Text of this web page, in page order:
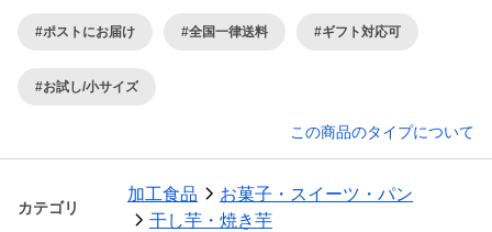
#ポストにお届け #全国一律送料 #ギフト対応可
#お試し/小サイズ
この商品のタイプについて
カテゴリ
加工食品
お菓子・スイーツ・パン
干し芋・焼き芋